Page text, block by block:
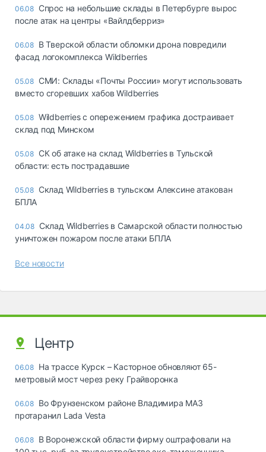
06.08 Спрос на небольшие склады в Петербурге вырос
после атак на центры «Вайлдберриз»
06.08 В Тверской области обломки дрона повредили
фасад логокомплекса Wildberries
05.08 СМИ: Склады «Почты России» могут использовать
вместо сгоревших хабов Wildberries
05.08 Wildberries с опережением графика достраивает
склад под Минском
05.08 СК об атаке на склад Wildberries в Тульской
области: есть пострадавшие
05.08 Склад Wildberries в тульском Алексине атакован
БПЛА
04.08 Склад Wildberries в Самарской области полностью
уничтожен пожаром после атаки БПЛА
Все новости
Центр
06.08 На трассе Курск – Касторное обновляют 65-
метровый мост через реку Грайворонка
06.08 Во Фрунзенском районе Владимира МАЗ
протаранил Lada Vesta
06.08 В Воронежской области фирму оштрафовали на